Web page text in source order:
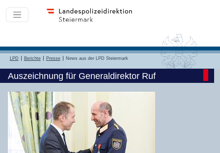
LPD Berichte Presse News aus der LPD Steiermark
Auszeichnung für Generaldirektor Ruf